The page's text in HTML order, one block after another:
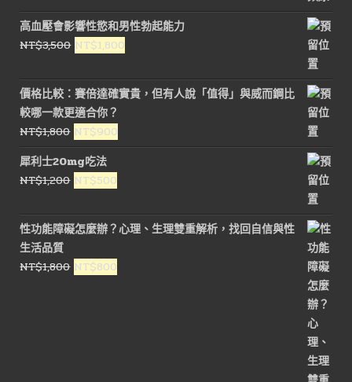
高血壓會影響性慾和男性勃起能力
NT$3,500 原
價
格：
NT$3,500。
NT$1,800
價
格：
價格比較：賽倍達確實貴，但有人說「值得」與威而鋼比
較哪一款更適合你？
NT$1,800 原
始
價
格：
NT$900
前
犀利士20mg吃法
NT$1,200 原
價
格：
NT$1,200。
NT$500
價
格：
NT$500。
性功能障礙怎麼辦？心理、生理雙重解析，找回自信與性
生活品質
NT$1,800 原
NT$800